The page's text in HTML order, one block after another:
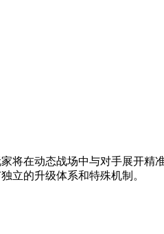
将在动态战场中与对手展开
立的升级体系和特殊机制。